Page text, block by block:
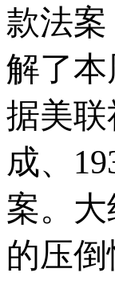
款法
解了
据美
成、
案。
的压